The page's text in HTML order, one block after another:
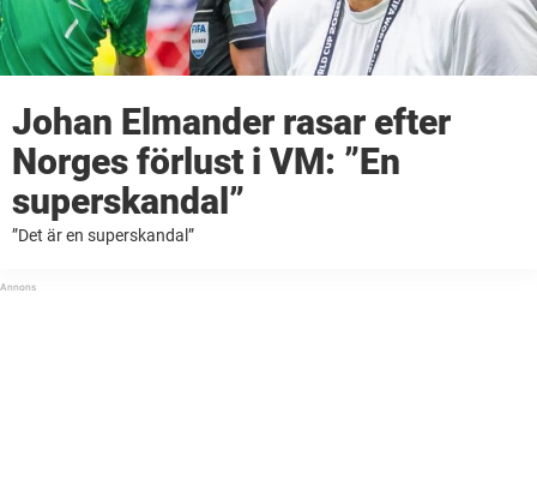
Johan Elmander rasar efter
Norges förlust i VM: ”En
superskandal”
”Det är en superskandal”